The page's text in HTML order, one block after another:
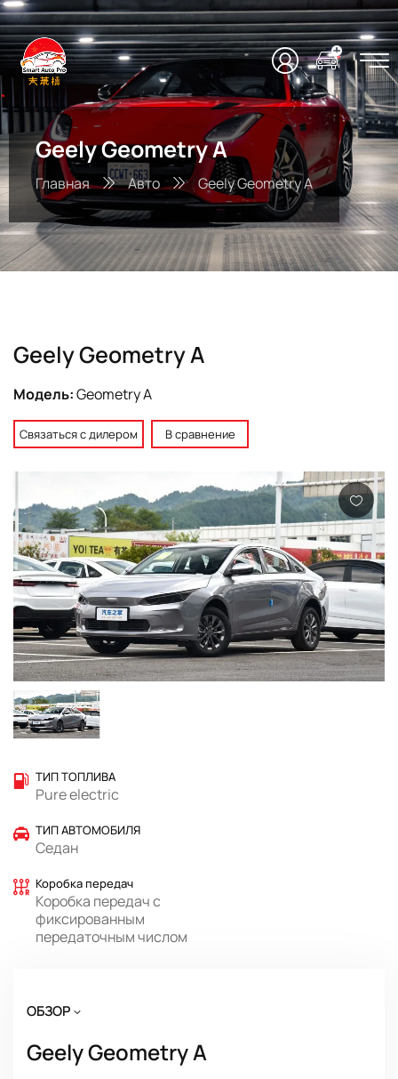
Geely Geometry A
Главная Авто Geely Geometry A
Geely Geometry A
Модель:Geometry A
Связаться с дилером В сравнение
ТИП ТОПЛИВА
Pure electric
ТИП АВТОМОБИЛЯ
Седан
Коробка передач
Коробка передач с
фиксированным
передаточным числом
ОБЗОР
Geely Geometry A